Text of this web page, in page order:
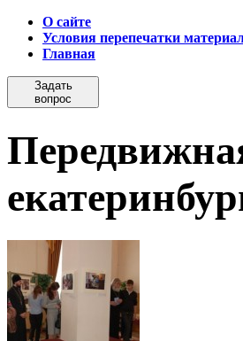
О сайте
Условия перепечатки
Главная
Задать
вопрос